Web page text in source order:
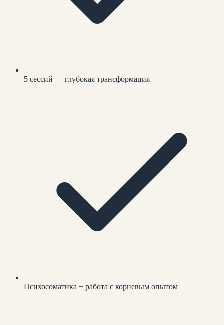
5 сессий — глубокая трансформация
Психосоматика + работа с корневым опытом